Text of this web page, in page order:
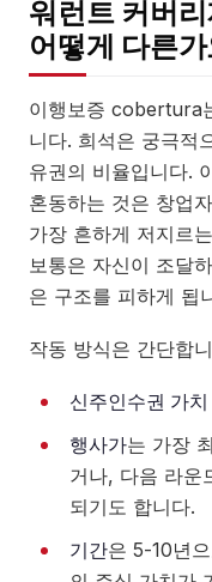
워런트 커버
어떻게 다른
이행보증 cobertura
니다. 희석은 궁극적
유권의 비율입니다.
혼동하는 것은 창업
가장 흔하게 저지르
보통은 자신이 조달
은 구조를 피하게 됩
작동 방식은 간단합
신주인수권 가
행사가는 가장
거나, 다음 라운
되기도 합니다.
기간은 5-10년